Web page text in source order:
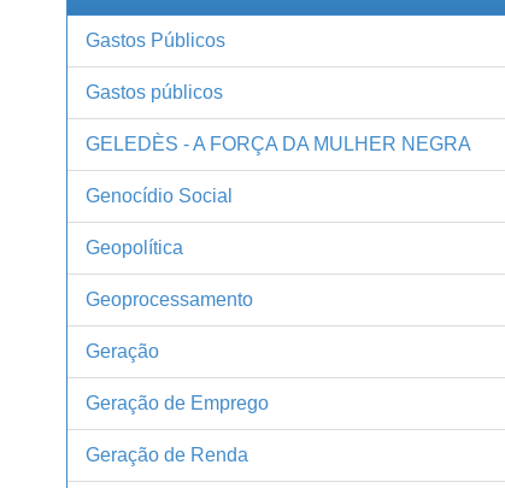
Gastos Públicos
Gastos públicos
GELEDÈS - A FORÇA DA MULHER NEGRA
Genocídio Social
Geopolítica
Geoprocessamento
Geração
Geração de Emprego
Geração de Renda